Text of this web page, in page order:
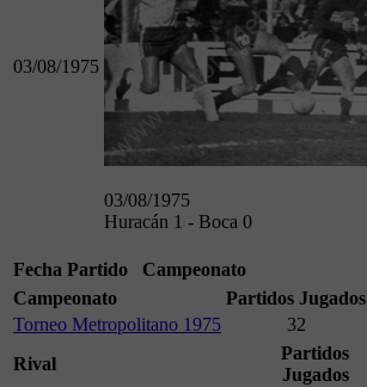
03/08/1975
03/08/1975
Huracán 1 - Boca 0
Fecha Partido
Campeonato
Campeonato
Partidos Jugados
Torneo Metropolitano 1975
32
Rival
Partidos
Jugados